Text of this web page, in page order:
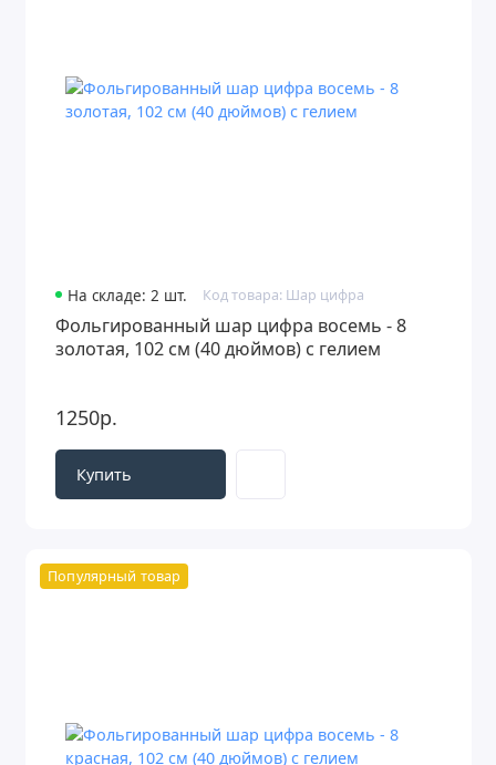
На складе: 2 шт. Код товара: Шар цифра
Фольгированный шар цифра восемь - 8
золотая, 102 см (40 дюймов) с гелием
1250р.
Купить
Популярный товар